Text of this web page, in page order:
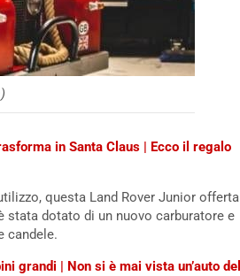
in Santa Claus | Ecco il regalo
questa Land Rover Junior offerta
stata dotato di un nuovo carburatore e
candele.
grandi | Non si è mai vista un’auto del